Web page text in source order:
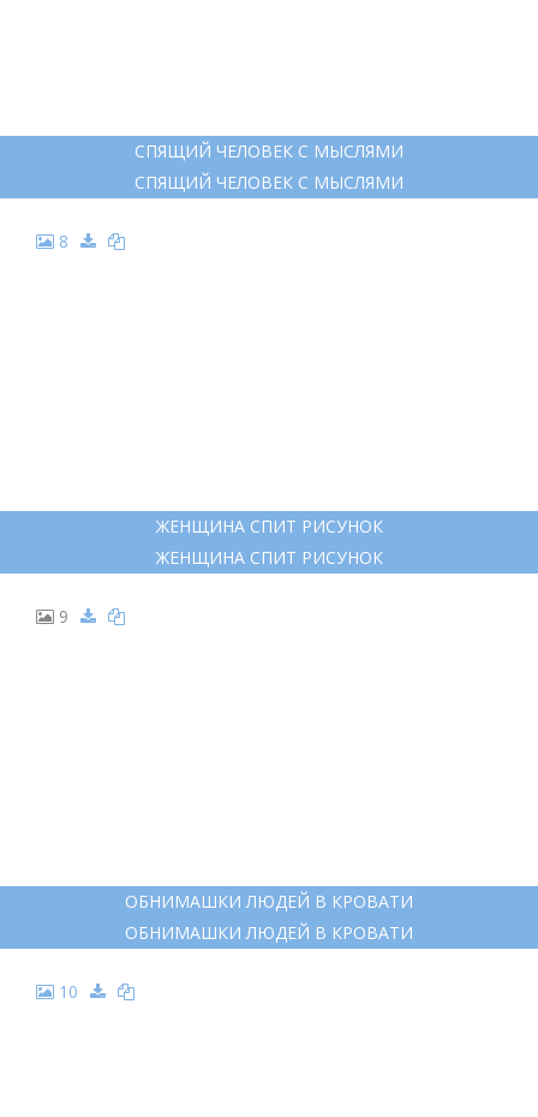
СПЯЩИЙ ЧЕЛОВЕК С МЫСЛЯМИ
СПЯЩИЙ ЧЕЛОВЕК С МЫСЛЯМИ
8
ЖЕНЩИНА СПИТ РИСУНОК
ЖЕНЩИНА СПИТ РИСУНОК
9
ОБНИМАШКИ ЛЮДЕЙ В КРОВАТИ
ОБНИМАШКИ ЛЮДЕЙ В КРОВАТИ
10